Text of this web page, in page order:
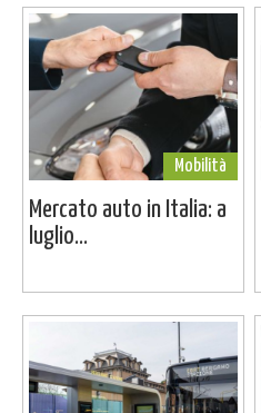
Mobilità
Mercato auto in Italia: a
luglio...